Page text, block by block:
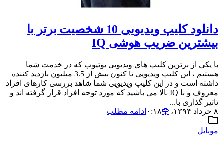
دانلود کلیپ ویدیویی 10 شخصیت برتر با
بیشترین ضریب هوشی IQ
با یکی از برترین کلیپ های ویدیویی یوتیوب که در خدمت شما
هستیم ، این کلیپ ویدیویی تا کنون بیش از 3.5 میلیون بازدید کننده
داشته است و در این کلیپ ویدیویی شما شاهد بررسی کارهای افراد
معروف و با IQ بالا می باشید که مورد توجه افراد قرار گرفته اند و
تاثیر گذاری با...
۸ خرداد ۱۳۹۴،‏ ۰:۱۸
ادامه مطلب
موبایل